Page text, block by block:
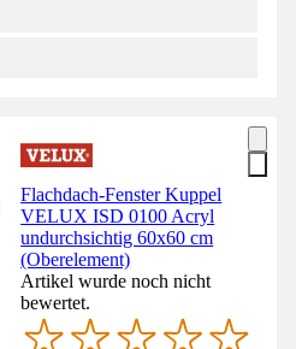
Flachdach-Fenster Kuppel
VELUX ISD 0100 Acryl
undurchsichtig 60x60 cm
(Oberelement)
Artikel wurde noch nicht
bewertet.